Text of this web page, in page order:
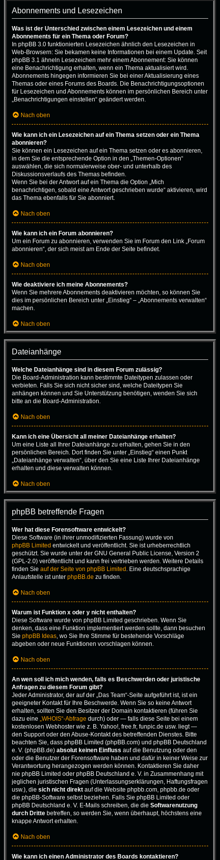
Abonnements und Lesezeichen
Was ist der Unterschied zwischen einem Lesezeichen und einem
Abonnements für ein Thema oder Forum?
In phpBB 3.0 funktionierten Lesezeichen ähnlich den Lesezeichen in
Web-Browsern: Sie bekamen keine Informationen bei einem Update. Seit
phpBB 3.1 ähneln Lesezeichen mehr einem Abonnement: Sie können
eine Benachrichtigung erhalten, wenn ein Thema aktualisiert wird.
Abonnements hingegen informieren Sie bei einer Aktualisierung eines
Themas oder eines Forums des Boards. Die Benachrichtigungsoptionen
für Lesezeichen und Abonnements können im persönlichen Bereich unter
„Benachrichtigungen einstellen“ geändert werden.
Nach oben
Wie kann ich ein Lesezeichen auf ein Thema setzen oder ein Thema
abonnieren?
Sie können ein Lesezeichen auf ein Thema setzen oder es abonnieren,
in dem Sie die entsprechende Option in den „Themen-Optionen“
auswählen, die sich normalerweise ober- und unterhalb des
Diskussionsverlaufs des Themas befinden.
Wenn Sie bei der Antwort auf ein Thema die Option „Mich
benachrichtigen, sobald eine Antwort geschrieben wurde“ aktivieren, wird
das Thema ebenfalls für Sie abonniert.
Nach oben
Wie kann ich ein Forum abonnieren?
Um ein Forum zu abonnieren, verwenden Sie im Forum den Link „Forum
abonnieren“, der sich meist am Ende der Seite befindet.
Nach oben
Wie deaktiviere ich meine Abonnements?
Wenn Sie mehrere Abonnements deaktivieren möchten, so können Sie
dies im persönlichen Bereich unter „Einstieg“ – „Abonnements verwalten“
machen.
Nach oben
Dateianhänge
Welche Dateianhänge sind in diesem Forum zulässig?
Die Board-Administration kann bestimmte Dateitypen zulassen oder
verbieten. Falls Sie sich nicht sicher sind, welche Dateitypen Sie
anhängen können und Sie Unterstützung benötigen, wenden Sie sich
bitte an die Board-Administration.
Nach oben
Kann ich eine Übersicht all meiner Dateianhänge erhalten?
Um eine Liste all Ihrer Dateianhänge zu erhalten, gehen Sie in den
persönlichen Bereich. Dort finden Sie unter „Einstieg“ einen Punkt
„Dateianhänge verwalten“, über den Sie eine Liste Ihrer Dateianhänge
erhalten und diese verwalten können.
Nach oben
phpBB betreffende Fragen
Wer hat diese Forensoftware entwickelt?
Diese Software (in ihrer unmodifizierten Fassung) wurde von
phpBB Limited entwickelt und veröffentlicht. Sie ist urheberrechtlich
geschützt. Sie wurde unter der GNU General Public License, Version 2
(GPL-2.0) veröffentlicht und kann frei vertrieben werden. Weitere Details
finden Sie auf der Seite von phpBB Limited . Eine deutschsprachige
Anlaufstelle ist unter phpBB.de zu finden.
Nach oben
Warum ist Funktion x oder y nicht enthalten?
Diese Software wurde von phpBB Limited geschrieben. Wenn Sie
denken, dass eine Funktion implementiert werden sollte, dann besuchen
Sie phpBB Ideas, wo Sie Ihre Stimme für bestehende Vorschläge
abgeben oder neue Funktionen vorschlagen können.
Nach oben
An wen soll ich mich wenden, falls es Beschwerden oder juristische
Anfragen zu diesem Forum gibt?
Jeder Administrator, der auf der „Das Team“-Seite aufgeführt ist, ist ein
geeigneter Kontakt für Ihre Beschwerde. Wenn Sie so keine Antwort
erhalten, sollten Sie den Besitzer der Domain kontaktieren (führen Sie
dazu eine „WHOIS“-Abfrage durch) oder — falls diese Seite bei einem
kostenlosen Webhoster wie z. B. Yahoo!, free.fr, funpic.de usw. liegt —
den Support oder den Abuse-Kontakt des betreffenden Dienstes. Bitte
beachten Sie, dass phpBB Limited (phpBB.com) und phpBB Deutschland
e. V. (phpBB.de) absolut keinen Einfluss auf die Benutzung oder den
oder die Benutzer der Forensoftware haben und dafür in keiner Weise zur
Verantwortung herangezogen werden können. Kontaktieren Sie daher
nie phpBB Limited oder phpBB Deutschland e. V. in Zusammenhang mit
jeglichen juristischen Fragen (Unterlassungserklärungen, Haftungsfragen
usw.), die sich nicht direkt auf die Website phpbb.com, phpbb.de oder
die phpBB-Software selbst beziehen. Falls Sie phpBB Limited oder
phpBB Deutschland e. V. E-Mails schreiben, die die Softwarenutzung
durch Dritte betreffen, so werden Sie, wenn überhaupt, höchstens eine
knappe Antwort erhalten.
Nach oben
Wie kann ich einen Administrator des Boards kontaktieren?